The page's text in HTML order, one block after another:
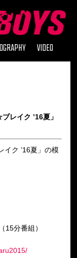
VIDEO
レイク ’16夏」
ク ’16夏」の模
15分番組）